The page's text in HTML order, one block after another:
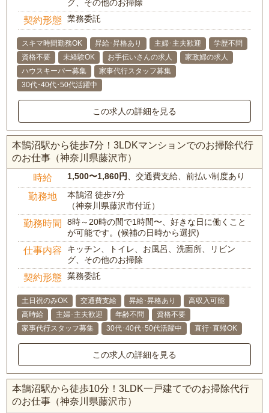
グ、その他のお掃除
契約形態 業務委託
スキマ時間勤務OK 昇給･昇格あり 主婦･主夫歓迎
学歴不問
資格不要
未経験OK お手伝いさんの求人
家政婦の求人
ハウスキーパー募集
家事代行スタッフ募集
30代･40代･50代活躍中
この求人の詳細を見る
本鵠沼駅から徒歩7分！3LDKマンションでのお掃除代行
のお仕事（神奈川県藤沢市）
時給 1,500〜1,860円、交通費支給、前払い制度あり
勤務地
本鵠沼 徒歩7分
（神奈川県藤沢市付近）
勤務時間
8時～20時の間で1時間〜、好きな日に働くこと
が可能です。(候補の日時から選択)
仕事内容
キッチン、トイレ、お風呂、洗面所、リビン
グ、その他のお掃除
契約形態 業務委託
土日祝のみOK 交通費支給 昇給･昇格あり
高収入可能
高時給
主婦･主夫歓迎 年齢不問
資格不要
家事代行スタッフ募集
30代･40代･50代活躍中 直行･直帰OK
この求人の詳細を見る
本鵠沼駅から徒歩10分！3LDK一戸建てでのお掃除代行
のお仕事（神奈川県藤沢市）